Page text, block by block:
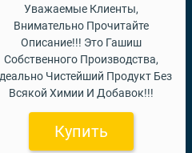
Уважаемые Клиенты,
Внимательно Прочитайте
Описание!!! Это Гашиш
Собственного Производства,
Чистейший Продукт Без
Всякой Химии И Добавок!!!
Купить